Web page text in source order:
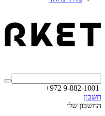
+972 9-882-1001
חשבון
החשבון שלי